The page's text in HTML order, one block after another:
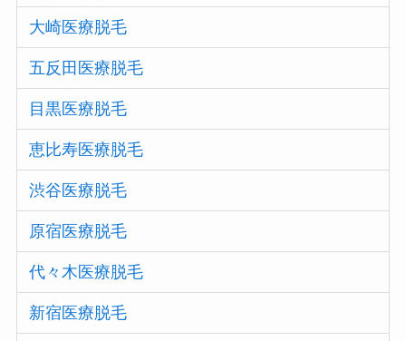
大崎医療脱毛
五反田医療脱毛
目黒医療脱毛
恵比寿医療脱毛
渋谷医療脱毛
原宿医療脱毛
代々木医療脱毛
新宿医療脱毛